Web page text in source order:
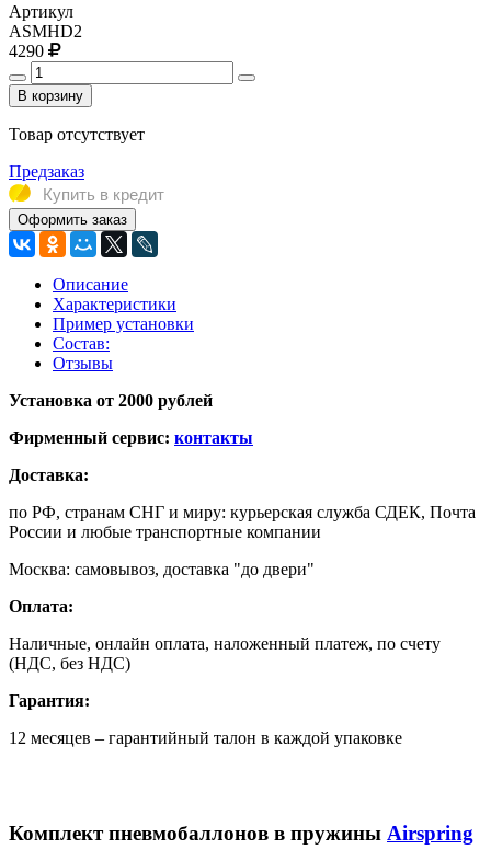
Артикул
ASMHD2
4290
В корзину
Товар отсутствует
Предзаказ
Купить в кредит
Оформить заказ
Описание
Характеристики
Пример установки
Состав:
Отзывы
Установка от 2000 рублей
Фирменный сервис: контакты
Доставка:
по РФ, странам СНГ и миру: курьерская служба СДЕК, Почта
России и любые транспортные компании
Москва: самовывоз, доставка "до двери"
Оплата:
Наличные, онлайн оплата, наложенный платеж, по счету
(НДС, без НДС)
Гарантия:
12 месяцев – гарантийный талон в каждой упаковке
Комплект пневмобаллонов в пружины Airspring